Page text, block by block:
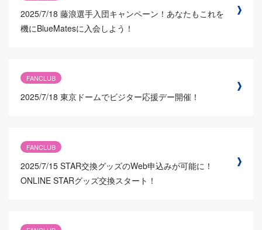
2025/7/18 藤浪選手入団キャンペーン！あなたもこれを
機にBlueMatesに入会しよう！
FANCLUB
2025/7/18 東京ドームでビジター応援デー開催！
FANCLUB
2025/7/15 STAR交換グッズのWeb申込みが可能に！
ONLINE STARグッズ交換スタート！